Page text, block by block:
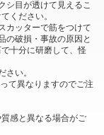
シ目が透けて見えるこ
ください。
カッターで筋をつけて
の破損・事故の原因と
十分に研磨して、怪
さい。
て異なりますのでご注
感と異なる場合がご